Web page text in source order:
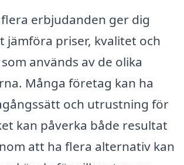
erbjudanden ger dig
jämföra priser, kvalitet och
används av de olika
Många företag kan ha
och utrustning för
kan påverka både resultat
att ha flera alternativ kan